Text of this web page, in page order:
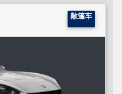
敞篷车